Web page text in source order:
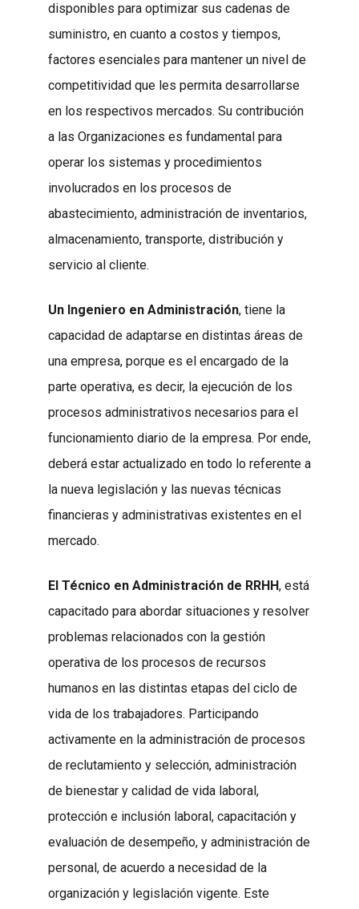
disponibles para optimizar sus cadenas de
suministro, en cuanto a costos y tiempos,
factores esenciales para mantener un nivel de
competitividad que les permita desarrollarse
en los respectivos mercados. Su contribución
a las Organizaciones es fundamental para
operar los sistemas y procedimientos
involucrados en los procesos de
abastecimiento, administración de inventarios,
almacenamiento, transporte, distribución y
servicio al cliente.
Un Ingeniero en Administración, tiene la
capacidad de adaptarse en distintas áreas de
una empresa, porque es el encargado de la
parte operativa, es decir, la ejecución de los
procesos administrativos necesarios para el
funcionamiento diario de la empresa. Por ende,
deberá estar actualizado en todo lo referente a
la nueva legislación y las nuevas técnicas
financieras y administrativas existentes en el
mercado.
El Técnico en Administración de RRHH, está
capacitado para abordar situaciones y resolver
problemas relacionados con la gestión
operativa de los procesos de recursos
humanos en las distintas etapas del ciclo de
vida de los trabajadores. Participando
activamente en la administración de procesos
de reclutamiento y selección, administración
de bienestar y calidad de vida laboral,
protección e inclusión laboral, capacitación y
evaluación de desempeño, y administración de
personal, de acuerdo a necesidad de la
organización y legislación vigente. Este